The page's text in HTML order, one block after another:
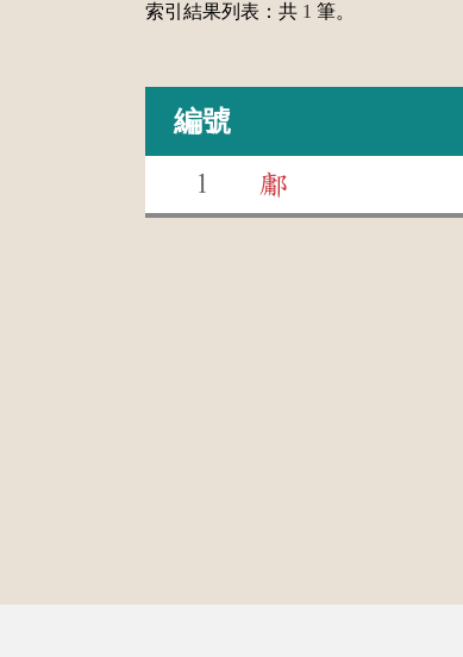
索引結果列表：共 1 筆。
編號
1 鄘